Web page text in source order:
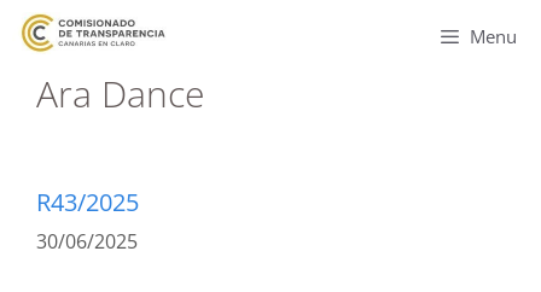
Menu
Ara Dance
R43/2025
30/06/2025